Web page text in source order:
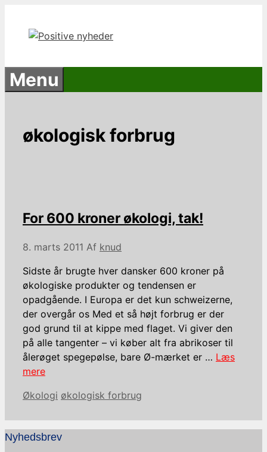
indhold
Menu
økologisk forbrug
For 600 kroner økologi, tak!
8. marts 2011 Af knud
Sidste år brugte hver dansker 600 kroner på
økologiske produkter og tendensen er
opadgående. I Europa er det kun schweizerne,
der overgår os Med et så højt forbrug er der
god grund til at kippe med flaget. Vi giver den
på alle tangenter – vi køber alt fra abrikoser til
ålerøget spegepølse, bare Ø-mærket er … Læs
mere
Kategorier
Økologi Tags
økologisk forbrug
Nyhedsbrev